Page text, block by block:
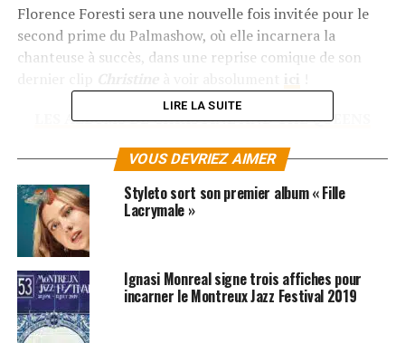
Florence Foresti sera une nouvelle fois invitée pour le
second prime du Palmashow, où elle incarnera la
chanteuse à succès, dans une reprise comique de son
LES ALBUMS DE CHRISTINE AND THE QUEENS
SUJETS ASSOCIÉS:
CHRISTINE AND THE QUEENS
FLORENCE FORESTI
LIRE LA SUITE
VOUS DEVRIEZ AIMER
Styleto sort son premier album « Fille
Lacrymale »
Ignasi Monreal signe trois affiches pour
incarner le Montreux Jazz Festival 2019